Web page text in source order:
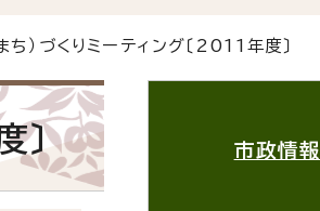
）づくりミーティング〔2011年度〕
〕 市政情報